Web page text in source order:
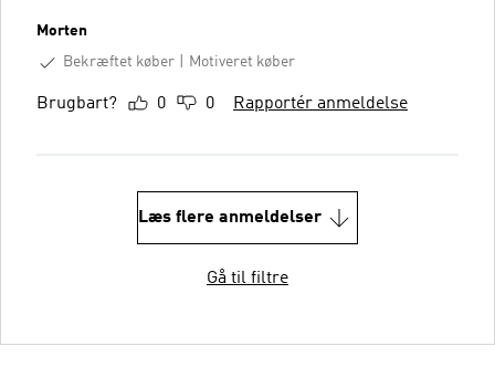
Morten
Bekræftet køber
Motiveret køber
Brugbart? 0 0 Rapportér anmeldelse
Læs flere anmeldelser
Gå til filtre